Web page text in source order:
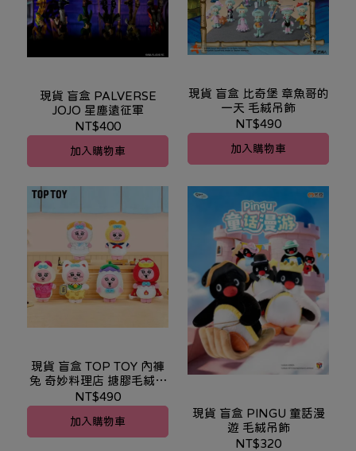
現貨 盲盒 PALVERSE
JOJO 星塵遠征軍
NT$400
加入購物車
現貨 盲盒 比奇堡 章魚哥的
一天 毛絨吊飾
NT$490
加入購物車
現貨 盲盒 TOP TOY 內褲
兔 奇妙料理店 搪膠毛絨吊
飾
NT$490
加入購物車
現貨 盲盒 PINGU 童話漫
遊 毛絨吊飾
NT$320